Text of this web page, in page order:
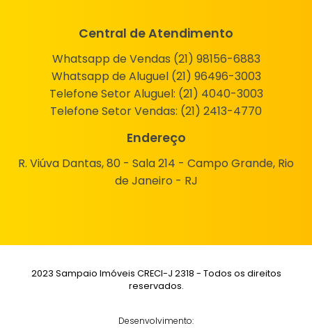
Central de Atendimento
Whatsapp de Vendas (21) 98156-6883
Whatsapp de Aluguel (21) 96496-3003
Telefone Setor Aluguel: (21) 4040-3003
Telefone Setor Vendas: (21) 2413-4770
Endereço
R. Viúva Dantas, 80 - Sala 214 - Campo Grande, Rio
de Janeiro - RJ
2023 Sampaio Imóveis CRECI-J 2318 - Todos os direitos
reservados.
Desenvolvimento: